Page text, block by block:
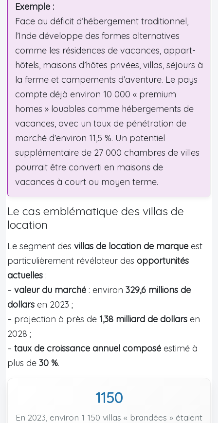
Exemple :
Face au déficit d’hébergement traditionnel,
l’Inde développe des formes alternatives
comme les résidences de vacances, appart-
hôtels, maisons d’hôtes privées, villas, séjours à
la ferme et campements d’aventure. Le pays
compte déjà environ 10 000 « premium
homes » louables comme hébergements de
vacances, avec un taux de pénétration de
marché d’environ 11,5 %. Un potentiel
supplémentaire de 27 000 chambres de villes
pourrait être converti en maisons de
vacances à court ou moyen terme.
Le cas emblématique des villas de
location
Le segment des villas de location de marque est
particulièrement révélateur des opportunités
actuelles :
– valeur du marché : environ 329,6 millions de
dollars en 2023 ;
– projection à près de 1,38 milliard de dollars en
2028 ;
– taux de croissance annuel composé estimé à
plus de 30 %.
1150
En 2023, environ 1 150 villas « brandées » étaient